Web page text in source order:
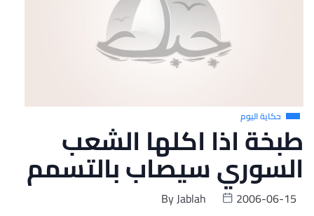
حكاية اليوم
طبخة اذا اكلها الشعب
السوري سيصاب بالتسمم
ByJablah
2006-06-15